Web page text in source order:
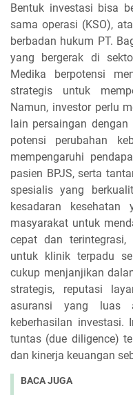
Bentuk investasi bisa
sama operasi (KSO),
berbadan hukum PT.
yang bergerak di
Medika berpotensi
strategis untuk
Namun, investor perlu
lain persaingan
potensi perubahan
mempengaruhi
pasien BPJS, serta
spesialis yang
kesadaran
masyarakat untuk
cepat dan terintegrasi,
untuk klinik terpadu
cukup menjanjikan
strategis, reputasi
asuransi yang luas
keberhasilan investasi.
tuntas (due diligence)
dan kinerja keuangan
BACA JUGA